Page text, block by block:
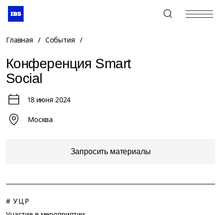
+7 (495) 967-80-80
Главная / События /
Конференция Smart
Social
18 июня 2024
Москва
Запросить материалы
# УЦР